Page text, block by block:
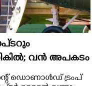
വൻ അപകടം
അന്വേഷണം
ഡൊണാൾഡ് ട്രംപ്